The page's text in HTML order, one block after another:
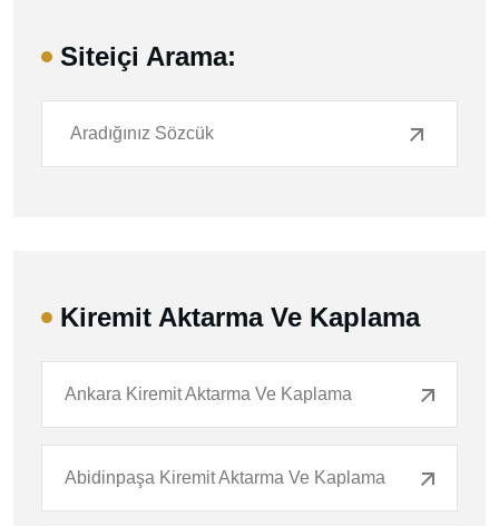
Siteiçi Arama:
Kiremit Aktarma Ve Kaplama
Ankara Kiremit Aktarma Ve Kaplama
Abidinpaşa Kiremit Aktarma Ve Kaplama